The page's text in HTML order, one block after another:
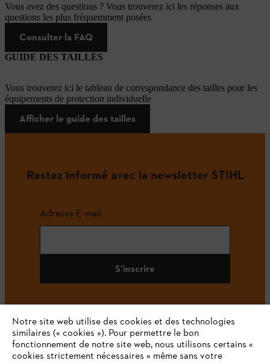
Vous avez des questions ? Vous trouverez ici les réponses aux
questions les plus fréquemment posées
Consulter la FAQ
GUIDE DES TAILLES
Vous trouverez ici le tableau de correspondance des tailles pour les
équipements de protection individuelle
Afficher le guide des tailles
Restez informé avec la newsletter STIHL
Adresse E-mail
S'inscrire
#STIHL
Notre site web utilise des cookies et des technologies
similaires (« cookies »). Pour permettre le bon
fonctionnement de notre site web, nous utilisons certains «
cookies strictement nécessaires » même sans votre